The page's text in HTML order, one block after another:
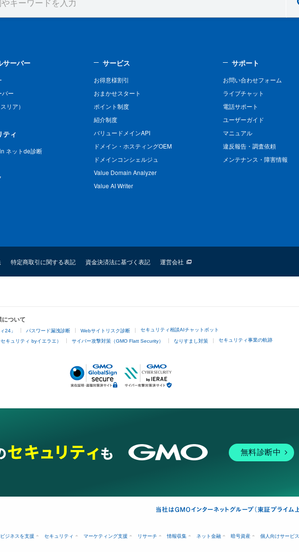
サーバー
バー
リア）
ティ
ネットde診断
サービス
お得意様割引
おまかせスタート
ポイント制度
紹介制度
バリュードメインAPI
ドメイン・ホスティングOEM
ドメインコンシェルジュ
Value Domain Analyzer
Value AI Writer
サポート
お問い合わせフォーム
ライブチャット
電話サポート
ユーザーガイド
マニュアル
違反報告・調査依頼
メンテナンス・障害情報
特定商取引に関する表記 資金決済法に基づく表記 運営会社
について
24」 パスワード漏洩診断 Webサイトリスク診断 セキュリティ相談AIチャットボット
キュリティ byイエラエ） サイバー攻撃対策（GMO Flatt Security） なりすまし対策 セキュリティ事業の軌跡
無料診断中
ビジネスを支援 セキュリティ マーケティング支援 リサーチ 情報収集 ネット金融 暗号資産 個人向けサービス